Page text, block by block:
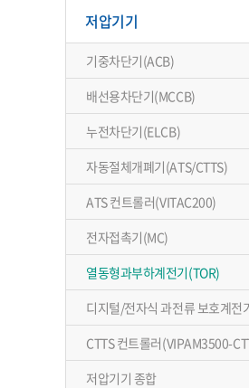
저압기기
기중차단기(ACB)
배선용차단기(MCCB)
누전차단기(ELCB)
자동절체개폐기(ATS/CTTS)
ATS 컨트롤러(VITAC200)
전자접촉기(MC)
열동형과부하계전기(TOR)
디지털/전자식 과전류 보호계전
CTTS 컨트롤러(VIPAM3500-
저압기기 종합